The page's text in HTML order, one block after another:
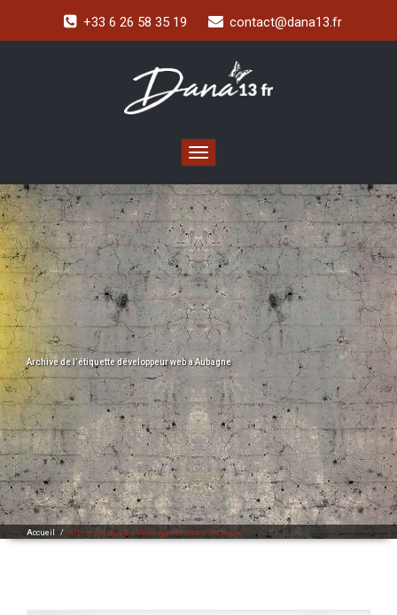
+33 6 26 58 35 19 contact@dana13.fr
Toggle navigation
Archive de l’étiquettedéveloppeur web à Aubagne
Accueil / Articles étiquetés"développeur web à Aubagne"